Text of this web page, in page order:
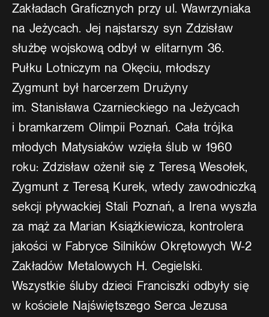
Zakładach Graficznych przy ul. Wawrzyniaka
na Jeżycach. Jej najstarszy syn Zdzisław
służbę wojskową odbył w elitarnym 36.
Pułku Lotniczym na Okęciu, młodszy
Zygmunt był harcerzem Drużyny
im. Stanisława Czarnieckiego na Jeżycach
i bramkarzem Olimpii Poznań. Cała trójka
młodych Matysiaków wzięła ślub w 1960
roku: Zdzisław ożenił się z Teresą Wesołek,
Zygmunt z Teresą Kurek, wtedy zawodniczką
sekcji pływackiej Stali Poznań, a Irena wyszła
za mąż za Marian Książkiewicza, kontrolera
jakości w Fabryce Silników Okrętowych W-2
Zakładów Metalowych H. Cegielski.
Wszystkie śluby dzieci Franciszki odbyły się
w kościele Najświętszego Serca Jezusa